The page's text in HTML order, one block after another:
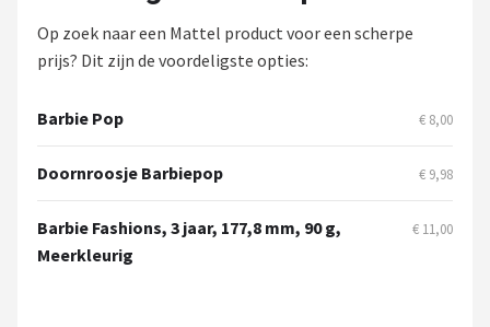
Op zoek naar een Mattel product voor een scherpe
prijs? Dit zijn de voordeligste opties:
Barbie Pop € 8,00
Doornroosje Barbiepop € 9,98
Barbie Fashions, 3 jaar, 177,8 mm, 90 g,
Meerkleurig
€ 11,00